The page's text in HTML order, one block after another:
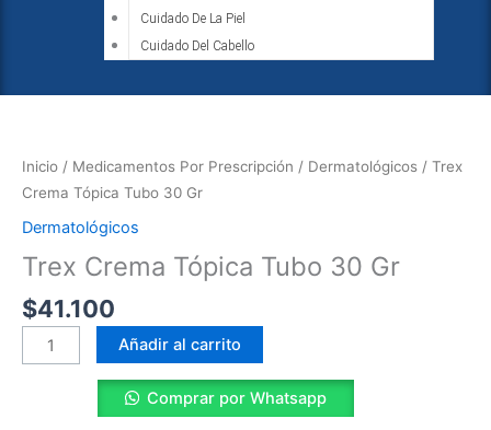
Cuidado De La Piel
Cuidado Del Cabello
Inicio / Medicamentos Por Prescripción / Dermatológicos / Trex
Crema Tópica Tubo 30 Gr
Dermatológicos
Trex Crema Tópica Tubo 30 Gr
$41.100
Tópica
Tubo
Gr
cantidad
Añadir al carrito
Comprar por Whatsapp